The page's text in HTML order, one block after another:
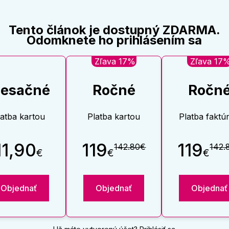
Tento článok je dostupný ZDARMA.
Odomknete ho prihlásením sa
kartou
€
Objednať
Zľava 17%
Ročné
Platba kartou
119€142.80€
Objednať
Zľava
Platba
119€
Objednať